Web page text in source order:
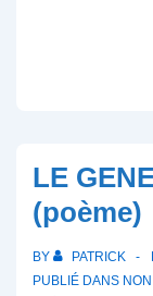
LE
(poème)
BY PATRICK
PUBLIÉ DANS